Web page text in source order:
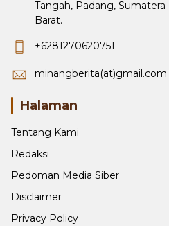
Tangah, Padang,
Barat.
+6281270620751
minangberita(at)gmail.com
Halaman
Tentang Kami
Redaksi
Pedoman Media Siber
Disclaimer
Privacy Policy